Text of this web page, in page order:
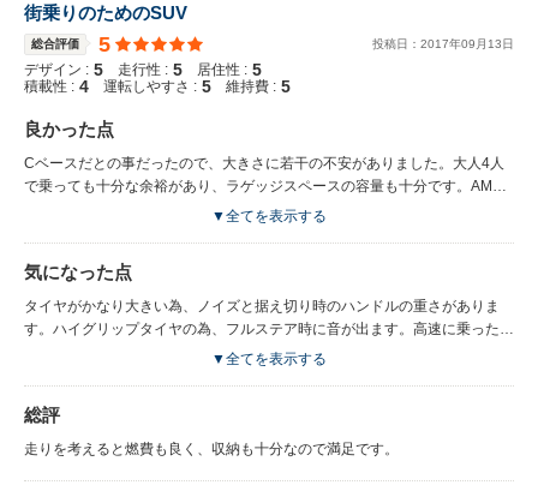
街乗りのためのSUV
総合評価 5 投稿日： 2017年09 月 13日
デザイン : 5 走行性 : 5 居住性 : 5
積載性 : 4 運転しやすさ : 5 維持費 : 5
良かった点
Cベースだとの事だったので、大きさに若干の不安がありました。大人4人
で乗っても十分な余裕があり、ラゲッジスペースの容量も十分です。AMG
なので走りも楽しめます。走行モード切替で走りが激変します。3LV6ツイ
感覚です。速く走りたい時には速く走れます。サーキットに持ち込んでもそ
れなりに走るだろうという事がよくわかります。ブレーキも良く掛かります
ので、不安はありません。エンジンをかけた時のエキゾーストノートは非常
あり非常に快適です。内装は割とシンプルに仕上がっていて、あまりゴチャ
ゴチャしていないのと感覚的に使えると言う点では評価できます。
▼全てを表示する
気になった点
タイヤがかなり大きい為、ノイズと据え切り時のハンドルの重さがありま
す。ハイグリップタイヤの為、フルステア時に音が出ます。高速に乗った時
に、VICSにやたらと反応するため、非常にガイドがうるさいのが難点で
▼全てを表示する
総評
走りを考えると燃費も良く、収納も十分なので満足です。